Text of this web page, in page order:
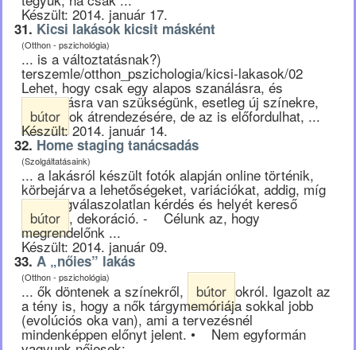
Készült: 2014. január 17.
31. Kicsi lakások kicsit másként
(Otthon - pszichológia)
... is a változtatásnak?)
terszemle/otthon_pszichologia/kicsi-lakasok/02
Lehet, hogy csak egy alapos szanálásra, és
rendrakásra van szükségünk, esetleg új színekre,
bútor ok átrendezésére, de az is előfordulhat, ...
Készült: 2014. január 14.
32. Home staging tanácsadás
(Szolgáltatásaink)
... a lakásról készült fotók alapján online történik,
körbejárva a lehetőségeket, variációkat, addig, míg
van megválaszolatlan kérdés és helyét kereső
bútor , dekoráció. - Célunk az, hogy
megrendelőnk ...
Készült: 2014. január 09.
33. A „nőies” lakás
(Otthon - pszichológia)
... ők döntenek a színekről, bútor okról. Igazolt az
a tény is, hogy a nők tárgymemóriája sokkal jobb
(evolúciós oka van), ami a tervezésnél
mindenképpen előnyt jelent. • Nem egyformán